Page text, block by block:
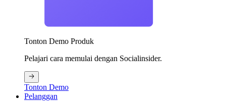
Tonton Demo Produk
Pelajari cara memulai dengan Socialinsider.
Tonton Demo
Pelanggan